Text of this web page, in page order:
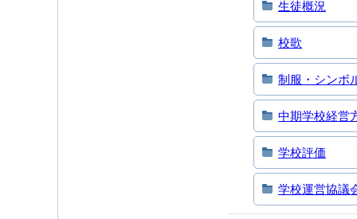
生徒概況
校歌
制服・シンボ
中期学校経営
学校評価
学校運営協議